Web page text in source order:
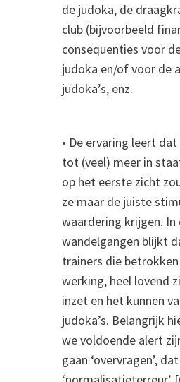
de judoka, de
club (bijvoorbeeld
consequenties voor
judoka en/of voor de
judoka’s, enz.
• De ervaring leert dat
tot (veel) meer in
op het eerste zicht
ze maar de juiste
waardering krijgen. In
wandelgangen blijkt
trainers die betrokken
werking, heel lovend
inzet en het kunnen
judoka’s. Belangrijk
we voldoende alert
gaan ‘overvragen’,